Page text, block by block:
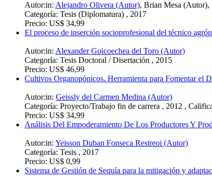
Autor:in: Alejandro Olivera (Autor), Brian Mesa (Autor),
Categoría: Tesis (Diplomatura) , 2017
Precio: US$ 34,99
El proceso de inserción socioprofesional del técnico
Autor:in: Alexander Goicoechea del Toro (Autor)
Categoría: Tesis Doctoral / Disertación , 2015
Precio: US$ 46,99
Cultivos Organopónicos. Herramienta para Fomentar el
Autor:in: Geissly del Carmen Medina (Autor)
Categoría: Proyecto/Trabajo fin de carrera , 2012 ,
Precio: US$ 34,99
Análisis Del Empoderamiento De Los Productores Y
Autor:in: Yeisson Duban Fonseca Restreoi (Autor)
Categoría: Tesis , 2017
Precio: US$ 0,99
Sistema de Gestión de Sequía para la mitigación y